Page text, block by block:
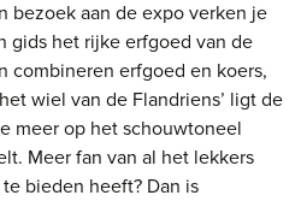
bezoek aan de expo verken je
gids het rijke erfgoed van de
combineren erfgoed en koers,
wiel van de Flandriens’ ligt de
meer op het schouwtoneel
Meer fan van al het lekkers
bieden heeft? Dan is